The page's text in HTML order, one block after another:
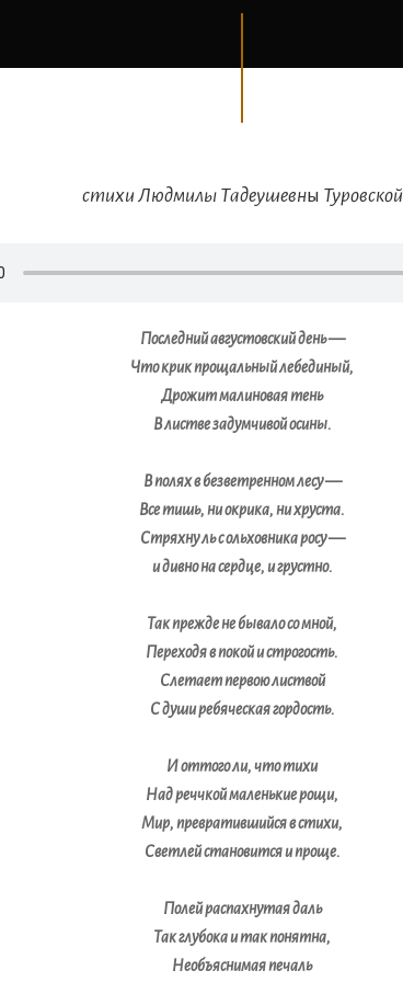
стихи Людмилы Тадеушевны Туровской
Последний августовский день —
Что крик прощальный лебединый,
Дрожит малиновая тень
В листве задумчивой осины.
В полях в безветренном лесу —
Все тишь, ни окрика, ни хруста.
Стряхну ль с ольховника росу —
и дивно на сердце, и грустно.
Так прежде не бывало со мной,
Переходя в покой и строгость.
Слетает первою листвой
С души ребяческая гордость.
И оттого ли, что тихи
Над реччкой маленькие рощи,
Мир, превратившийся в стихи,
Светлей становится и проще.
Полей распахнутая даль
Так глубока и так понятна,
Необъяснимая печаль